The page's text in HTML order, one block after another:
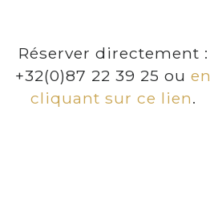
Réserver directement :
+32(0)87 22 39 25 ou en
cliquant sur ce lien.